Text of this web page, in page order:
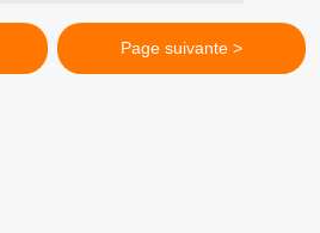
Page suivante >